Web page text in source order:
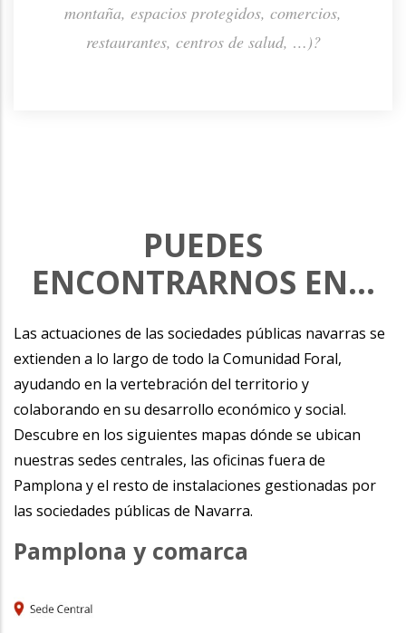
montaña, espacios protegidos, comercios,
restaurantes, centros de salud, …)?
PUEDES
ENCONTRARNOS EN...
Las actuaciones de las sociedades públicas navarras se
extienden a lo largo de todo la Comunidad Foral,
ayudando en la vertebración del territorio y
colaborando en su desarrollo económico y social.
Descubre en los siguientes mapas dónde se ubican
nuestras sedes centrales, las oficinas fuera de
Pamplona y el resto de instalaciones gestionadas por
las sociedades públicas de Navarra.
Pamplona y comarca